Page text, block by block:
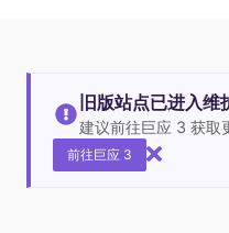
旧版站点已进入维
建议前往巨应 3 获取
前往巨应 3